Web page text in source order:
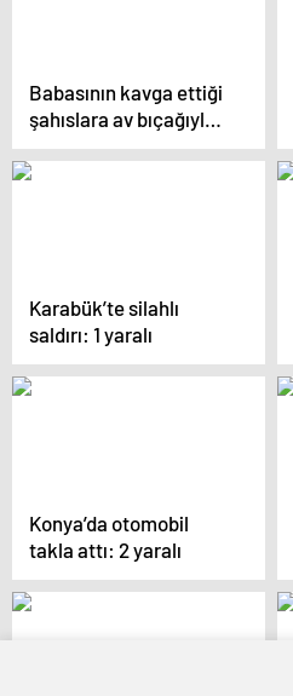
Babasının kavga ettiği
şahıslara av bıçağıyla
böyle saldırdı: 1 ölü, 1
yaralı
Karabük’te silahlı
saldırı: 1 yaralı
Konya’da otomobil
takla attı: 2 yaralı